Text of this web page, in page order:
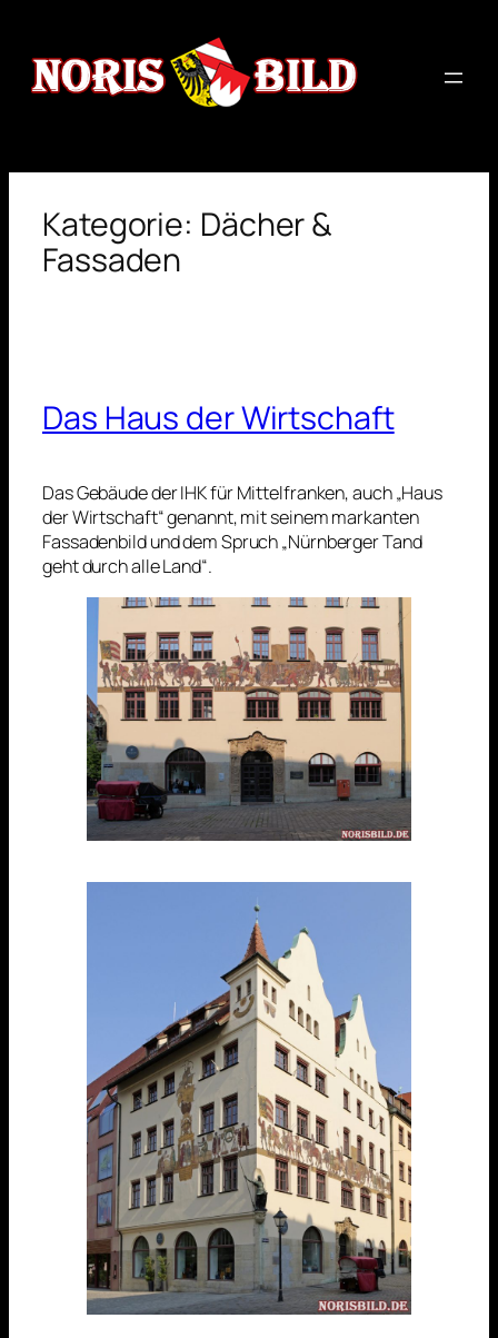
springen
Kategorie: Dächer &
Fassaden
Das Haus der Wirtschaft
Das Gebäude der IHK für Mittelfranken, auch „Haus
der Wirtschaft“ genannt, mit seinem markanten
Fassadenbild und dem Spruch „Nürnberger Tand
geht durch alle Land“.